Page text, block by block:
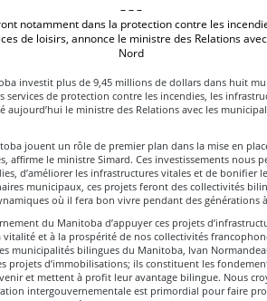
– – –
notamment dans la protection contre les
de loisirs, annonce le ministre des Relations
Nord
investit plus de 9,45 millions de dollars dans huit
services de protection contre les incendies, les
aujourd’hui le ministre des Relations avec les
jouent un rôle de premier plan dans la mise en
affirme le ministre Simard. Ces investissements nous
d’améliorer les infrastructures vitales et de bonifier
municipaux, ces projets feront des collectivités
où il fera bon vivre pendant des générations
du Manitoba d’appuyer ces projets
et à la prospérité de nos collectivités
municipalités bilingues du Manitoba, Ivan
projets d’immobilisations; ils constituent les
et mettent à profit leur avantage bilingue. Nous
intergouvernementale est primordial pour faire